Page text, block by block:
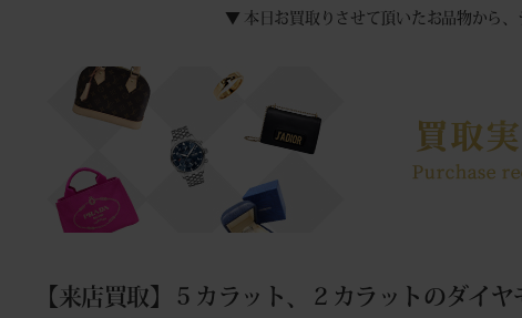
▼ 本日お買取りさせて頂いたお品物から
【来店買取】５カラット、２カラットのダイ